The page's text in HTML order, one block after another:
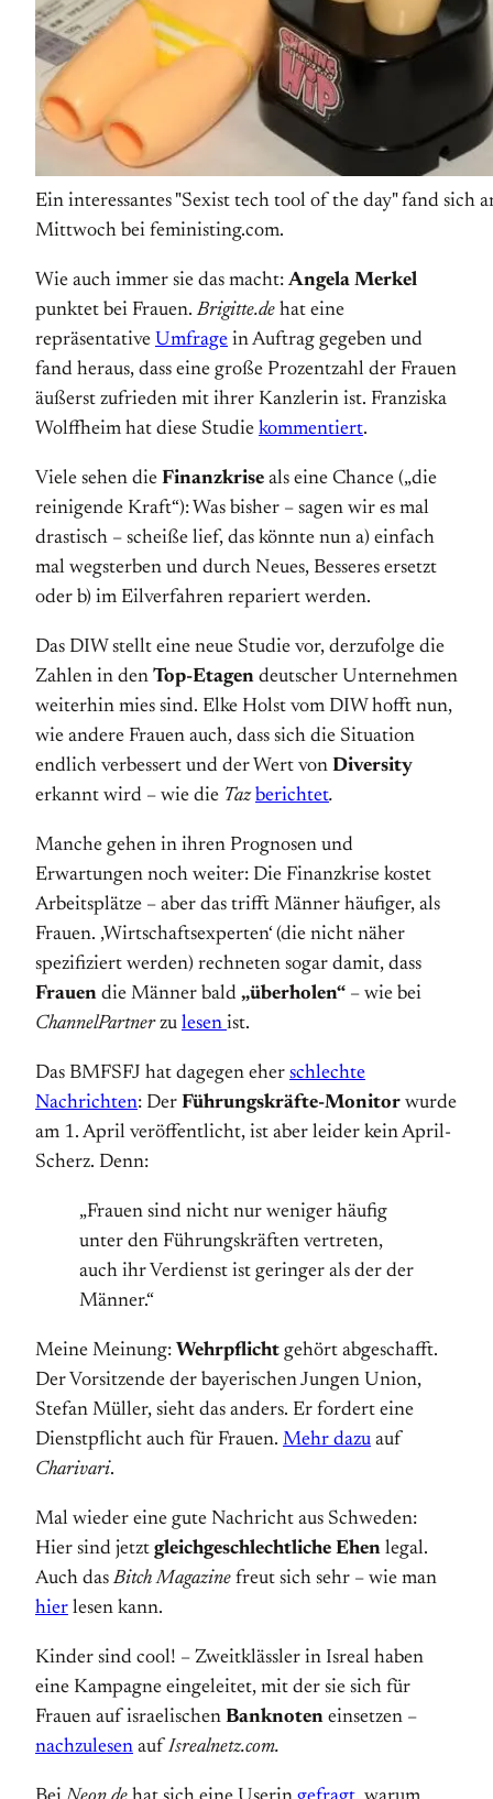
Ein interessantes "Sexist tech tool of the day" fand sich
Mittwoch bei feministing.com.
Wie auch immer sie das macht: Angela Merkel
punktet bei Frauen.Brigitte.de hat eine
repräsentative Umfrage in Auftrag gegeben und
fand heraus, dass eine große Prozentzahl der Frauen
äußerst zufrieden mit ihrer Kanzlerin ist. Franziska
Wolffheim hat diese Studie kommentiert.
Viele sehen die Finanzkrise als eine Chance („die
reinigende Kraft“): Was bisher – sagen wir es mal
drastisch – scheiße lief, das könnte nun a) einfach
mal wegsterben und durch Neues, Besseres ersetzt
oder b) im Eilverfahren repariert werden.
Das DIW stellt eine neue Studie vor, derzufolge die
Zahlen in den Top-Etagen deutscher Unternehmen
weiterhin mies sind. Elke Holst vom DIW hofft nun,
wie andere Frauen auch, dass sich die Situation
endlich verbessert und der Wert von Diversity
erkannt wird – wie die Taz berichtet.
Manche gehen in ihren Prognosen und
Erwartungen noch weiter: Die Finanzkrise kostet
Arbeitsplätze – aber das trifft Männer häufiger, als
Frauen. ‚Wirtschaftsexperten‘ (die nicht näher
spezifiziert werden) rechneten sogar damit, dass
Frauen die Männer bald „überholen“ – wie bei
ChannelPartnerzu lesen ist.
Das BMFSFJ hat dagegen eher schlechte
Nachrichten: Der Führungskräfte-Monitor wurde
am 1. April veröffentlicht, ist aber leider kein April-
Scherz. Denn:
„Frauen sind nicht nur weniger häufig
unter den Führungskräften vertreten,
auch ihr Verdienst ist geringer als der der
Männer.“
Meine Meinung: Wehrpflicht gehört abgeschafft.
Der Vorsitzende der bayerischen Jungen Union,
Stefan Müller, sieht das anders. Er fordert eine
Dienstpflicht auch für Frauen. Mehr dazu auf
Charivari.
Mal wieder eine gute Nachricht aus Schweden:
Hier sind jetzt gleichgeschlechtliche Ehen legal.
Auch dasBitch Magazine freut sich sehr – wie man
hier lesen kann.
Kinder sind cool! – Zweitklässler in Isreal haben
eine Kampagne eingeleitet, mit der sie sich für
Frauen auf israelischen Banknoten einsetzen –
nachzulesen auf Isrealnetz.com.